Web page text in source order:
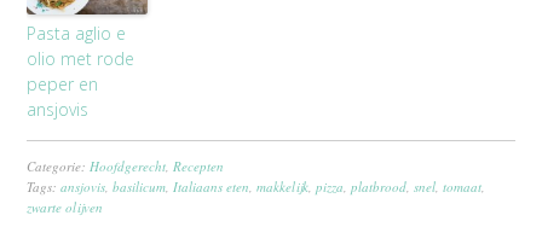
Pasta aglio e
olio met rode
peper en
ansjovis
Categorie:Hoofdgerecht,Recepten
Tags:ansjovis,basilicum,Italiaans eten,makkelijk,pizza,platbrood,snel,tomaat,
zwarte olijven